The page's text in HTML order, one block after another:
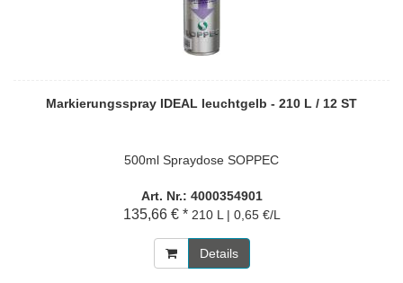
Markierungsspray IDEAL leuchtgelb - 210 L / 12 ST
500ml Spraydose SOPPEC
Art. Nr.: 4000354901
135,66 € * 210 L | 0,65 €/L
Details